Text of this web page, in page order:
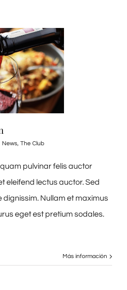
News, The Club
pulvinar felis auctor
eleifend lectus auctor. Sed
dignissim. Nullam et maximus
eget est pretium sodales.
Más información